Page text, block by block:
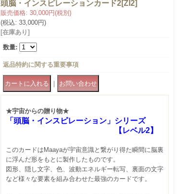
頭脳・インスピレーションカード2[ZI2]
販売価格: 30,000円(税別)
(税込: 33,000円)
[在庫あり]
数量:
返品特約に関する重要事項
｜
★宇宙からの贈り物★
「頭脳・インスピレーション」シリーズ
【レベル2】
このカードはMaayaが宇宙意識と繋がり得た瞬間に脳裏
に浮んだ形をもとに製作したものです。
図形、隠し文字、色、波動エネルギー転写、裏面の文字
など様々な要素を組み合わせた最強のカードです。